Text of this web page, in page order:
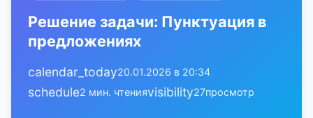
Решение задачи: Пунктуация в
предложениях
calendar_today20.01.2026 в 20:34
schedule2 мин. чтенияvisibility27просмотр